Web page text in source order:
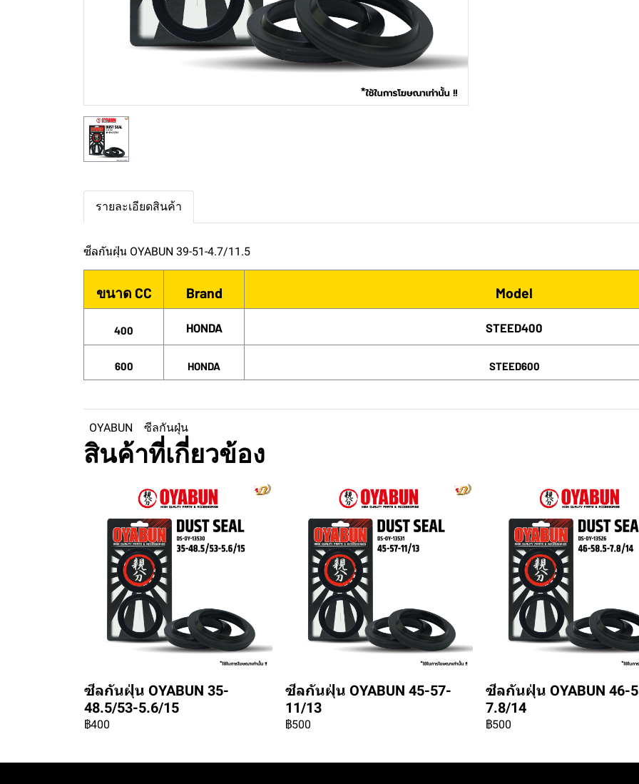
รายละเอียดสินค้า
ซีลกันฝุ่น OYABUN 39-51-4.7/11.5
ขนาด CC Brand Model
400 HONDA STEED400
600 HONDA STEED600
OYABUN ซีลกันฝุ่น
สินค้าที่เกี่ยวข้อง
ซีลกันฝุ่น OYABUN 35-
48.5/53-5.6/15
฿400
ซีลกันฝุ่น OYABUN 45-57-
11/13
฿500
ซีลกันฝุ่น OYABUN 46-
7.8/14
฿500